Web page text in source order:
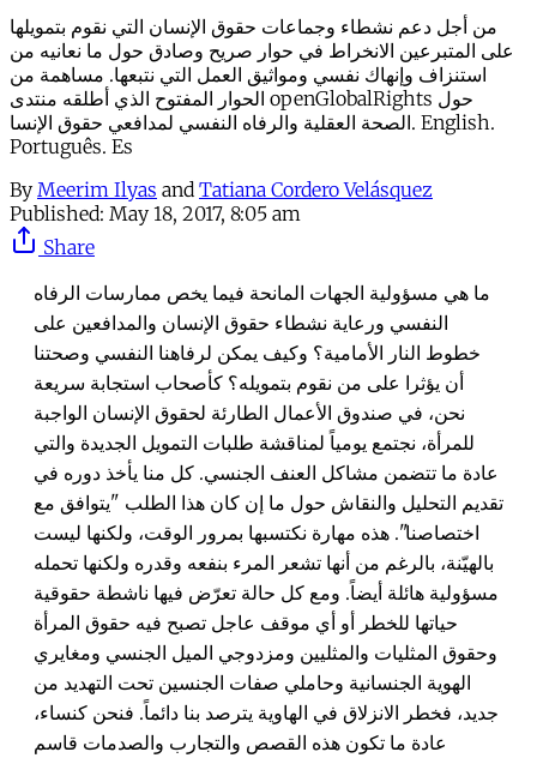
من أجل دعم نشطاء وجماعات حقوق الإنسان التي نقوم بتمويلها
على المتبرعين الانخراط في حوار صريح وصادق حول ما نعانيه من
استنزاف وإنهاك نفسي ومواثيق العمل التي نتبعها. مساهمة من
الحوار المفتوح الذي أطلقه منتدى openGlobalRights حول
الصحة العقلية والرفاه النفسي لمدافعي حقوق الإنسا. English.
Português. Es
By Meerim Ilyas and Tatiana Cordero Velásquez
Published: May 18, 2017, 8:05 am
Share
ما هي مسؤولية الجهات المانحة فيما يخص ممارسات الرفاه
النفسي ورعاية نشطاء حقوق الإنسان والمدافعين على
خطوط النار الأمامية؟ وكيف يمكن لرفاهنا النفسي وصحتنا
أن يؤثرا على من نقوم بتمويله؟ كأصحاب استجابة سريعة
نحن، في صندوق الأعمال الطارئة لحقوق الإنسان الواجبة
للمرأة، نجتمع يومياً لمناقشة طلبات التمويل الجديدة والتي
عادة ما تتضمن مشاكل العنف الجنسي. كل منا يأخذ دوره في
تقديم التحليل والنقاش حول ما إن كان هذا الطلب "يتوافق مع
اختصاصنا". هذه مهارة نكتسبها بمرور الوقت، ولكنها ليست
بالهيّنة، بالرغم من أنها تشعر المرء بنفعه وقدره ولكنها تحمله
مسؤولية هائلة أيضاً. ومع كل حالة تعرّض فيها ناشطة حقوقية
حياتها للخطر أو أي موقف عاجل تصبح فيه حقوق المرأة
وحقوق المثليات والمثليين ومزدوجي الميل الجنسي ومغايري
الهوية الجنسانية وحاملي صفات الجنسين تحت التهديد من
جديد، فخطر الانزلاق في الهاوية يترصد بنا دائماً. فنحن كنساء،
عادة ما تكون هذه القصص والتجارب والصدمات قاسم